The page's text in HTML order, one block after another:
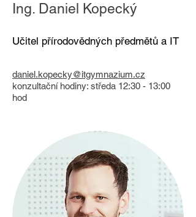
Ing. Daniel Kopecký
Učitel přírodovědných předmětů a IT
daniel.kopecky@itgymnazium.cz
​konzultační hodiny: středa 12:30 - 13:00
hod